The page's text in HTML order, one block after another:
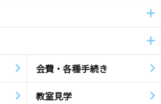
会費・各種手続き
教室見学